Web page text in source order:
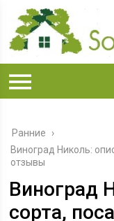
Ранние
›
Виноград Николь:
отзывы
Виноград
сорта,